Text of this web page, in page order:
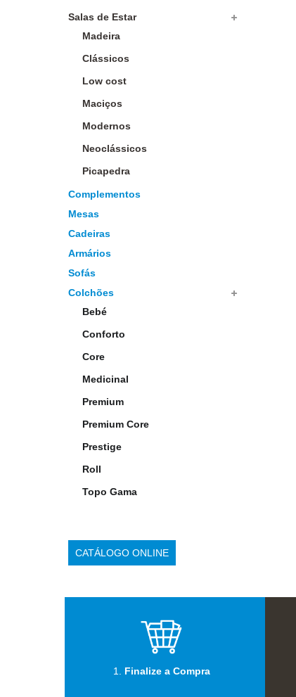
Salas de Estar
Madeira
Clássicos
Low cost
Maciços
Modernos
Neoclássicos
Picapedra
Complementos
Mesas
Cadeiras
Armários
Sofás
Colchões
Bebé
Conforto
Core
Medicinal
Premium
Premium Core
Prestige
Roll
Topo Gama
CATÁLOGO ONLINE
1. Finalize a Compra